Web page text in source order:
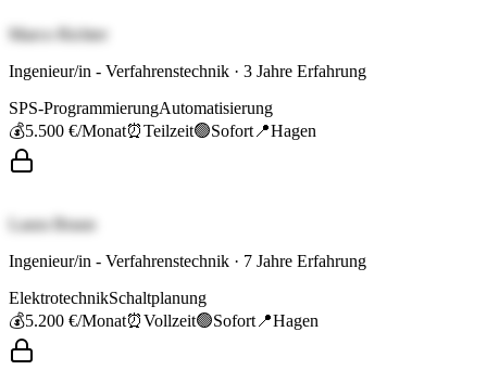
Marco Richter
Ingenieur/in - Verfahrenstechnik · 3 Jahre Erfahrung
SPS-ProgrammierungAutomatisierung
💰5.500 €/Monat⏰Teilzeit🟢Sofort 📍Hagen
Laura Braun
Ingenieur/in - Verfahrenstechnik · 7 Jahre Erfahrung
ElektrotechnikSchaltplanung
💰5.200 €/Monat⏰Vollzeit🟢Sofort 📍Hagen